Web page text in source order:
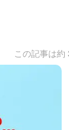
この記事は約